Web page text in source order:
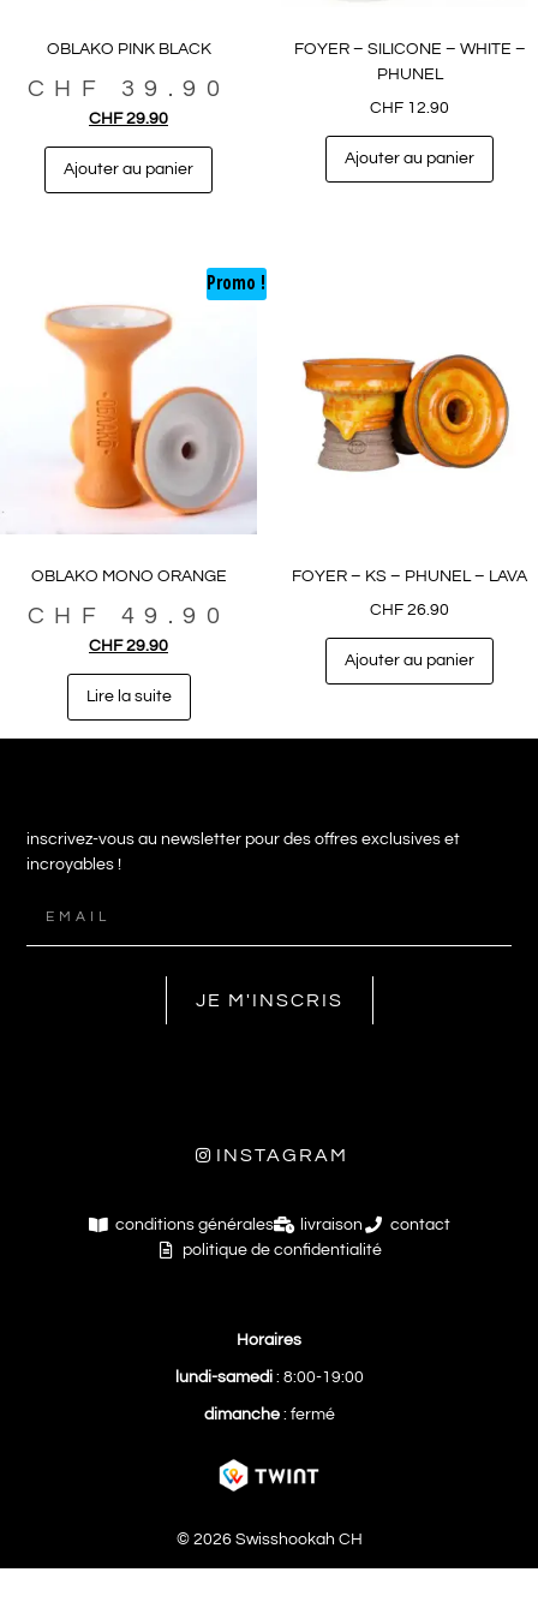
OBLAKO PINK BLACK
CHF 39.90
CHF29.90
Ajouter au panier
FOYER – SILICONE – WHITE –
PHUNEL
CHF 12.90
Ajouter au panier
Promo !
OBLAKO MONO ORANGE
CHF 49.90
CHF29.90
Lire la suite
FOYER – KS – PHUNEL – LAVA
CHF 26.90
Ajouter au panier
inscrivez-vous au newsletter pour des offres exclusives et
incroyables !
JE M'INSCRIS
INSTAGRAM
conditions générales livraison
contact
politique de confidentialité
Horaires
lundi-samedi: 8:00-19:00
dimanche: fermé
© 2026 Swisshookah CH